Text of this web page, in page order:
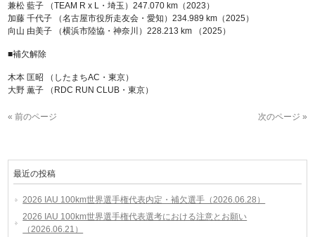
兼松 藍子 （TEAM R x L・埼玉）247.070 km（2023）
加藤 千代子 （名古屋市役所走友会・愛知）234.989 km（2025）
向山 由美子 （横浜市陸協・神奈川）228.213 km （2025）
■補欠解除
木本 匡昭 （したまちAC・東京）
大野 薫子 （RDC RUN CLUB・東京）
« 前のページ 次のページ »
最近の投稿
2026 IAU 100km世界選手権代表内定・補欠選手（2026.06.28）
2026 IAU 100km世界選手権代表選考における注意とお願い
（2026.06.21）